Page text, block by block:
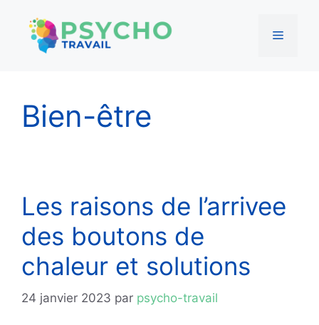
contenu
Menu
Bien-être
Les raisons de l’arrivee
des boutons de
chaleur et solutions
24 janvier 2023 par psycho-travail